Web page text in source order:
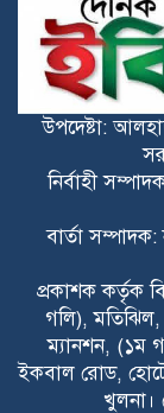
উপদেষ্টা:
নির্বাহী
বার্তা
প্রকাশক কর্তৃক
গলি),
ম্যানশন, (১ম
ইকবাল রোড,